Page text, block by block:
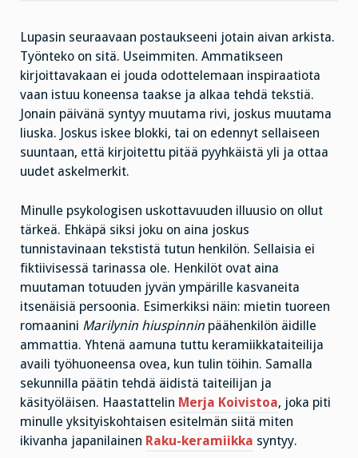
Lupasin seuraavaan postaukseeni jotain aivan arkista.
Työnteko on sitä. Useimmiten. Ammatikseen
kirjoittavakaan ei jouda odottelemaan inspiraatiota
vaan istuu koneensa taakse ja alkaa tehdä tekstiä.
Jonain päivänä syntyy muutama rivi, joskus muutama
liuska. Joskus iskee blokki, tai on edennyt sellaiseen
suuntaan, että kirjoitettu pitää pyyhkäistä yli ja ottaa
uudet askelmerkit.
Minulle psykologisen uskottavuuden illuusio on ollut
tärkeä. Ehkäpä siksi joku on aina joskus
tunnistavinaan tekstistä tutun henkilön. Sellaisia ei
fiktiivisessä tarinassa ole. Henkilöt ovat aina
muutaman totuuden jyvän ympärille kasvaneita
itsenäisiä persoonia. Esimerkiksi näin: mietin tuoreen
romaanini Marilynin hiuspinnin päähenkilön äidille
ammattia. Yhtenä aamuna tuttu keramiikkataiteilija
availi työhuoneensa ovea, kun tulin töihin. Samalla
sekunnilla päätin tehdä äidistä taiteilijan ja
käsityöläisen. Haastattelin Merja Koivistoa, joka piti
minulle yksityiskohtaisen esitelmän siitä miten
ikivanha japanilainen Raku-keramiikka syntyy.